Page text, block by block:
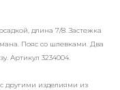
длина 7/8. Застежка
Пояс со шлевками. Два
Артикул 3234004.
другими изделиями из